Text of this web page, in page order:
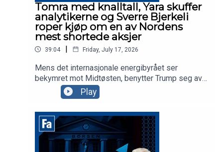
Tomra med knalltall, Yara skuffer
analytikerne og Sverre Bjerkeli
roper kjøp om en av Nordens
mest shortede aksjer
39:04 | Friday, July 17, 2026
Mens det internasjonale energibyrået ser
bekymret mot Midtøsten, benytter Trump seg av
den beste sendetid til å anklage Kina for
valgresultatet i 2020. Ellers har vi
for å snakke om ferske tall, mens vi snakker om
markedet og porteføljen til Sverre Bjerkeli i Hvaler
Invest.
Play